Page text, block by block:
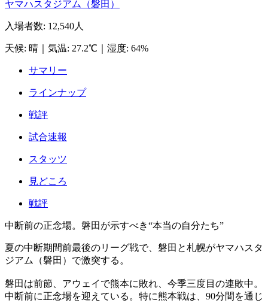
ヤマハスタジアム（磐田）
入場者数: 12,540人
天候: 晴 気温: 27.2℃ 湿度: 64%
サマリー
ラインナップ
戦評
試合速報
スタッツ
見どころ
戦評
中断前の正念場。磐田が示すべき“本当の自分たち”
夏の中断期間前最後のリーグ戦で、磐田と札幌がヤマハスタ
ジアム（磐田）で激突する。
磐田は前節、アウェイで熊本に敗れ、今季三度目の連敗中。
中断前に正念場を迎えている。特に熊本戦は、90分間を通じ